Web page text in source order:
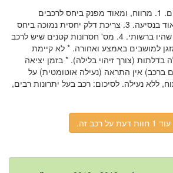
"רכב בעל יתרונות רבים. 1. מרווח, ומאוד מפנק ביחס לרכבים
בקטגוריה שלו. 2. נוח מאוד בנסיעה. 3. צריכת דלק יחסית נמוכה ביחס
לרכבי מיצובישי קודמים שהיו ברשותי. 4. מס' חסרונות קטנים שיש לרכב
למושבים באמצע ואחורה. * לא קיימת
(צורך זיהוי בלילה). * בזמן יציאה
ברכב) אין התראה (נעילה אוטומטית) על
ללא נעילה. לסיכום: רכב בעל יתרונות רבים,
על רכב זה.